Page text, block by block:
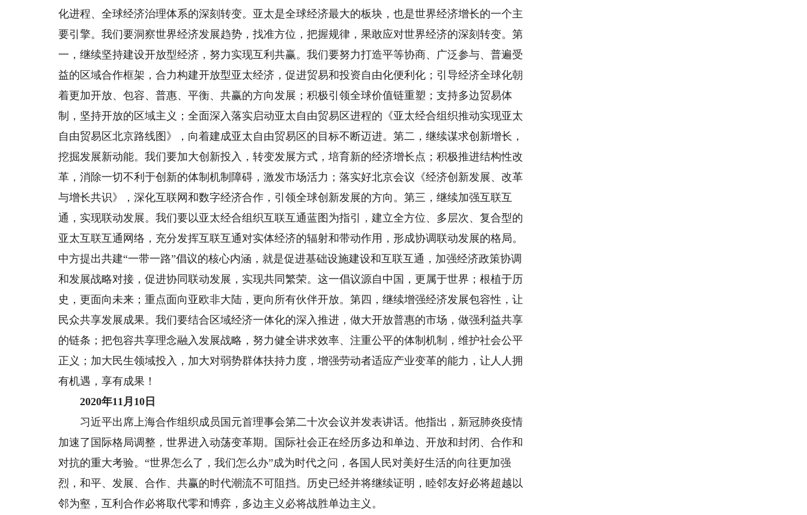
化进程、全球经济治理体系的深刻转变。亚太是全球经济最大的板块，也是世界经济增长的一个主
要引擎。我们要洞察世界经济发展趋势，找准方位，把握规律，果敢应对世界经济的深刻转变。第
一，继续坚持建设开放型经济，努力实现互利共赢。我们要努力打造平等协商、广泛参与、普遍受
益的区域合作框架，合力构建开放型亚太经济，促进贸易和投资自由化便利化；引导经济全球化朝
着更加开放、包容、普惠、平衡、共赢的方向发展；积极引领全球价值链重塑；支持多边贸易体
制，坚持开放的区域主义；全面深入落实启动亚太自由贸易区进程的《亚太经合组织推动实现亚太
自由贸易区北京路线图》，向着建成亚太自由贸易区的目标不断迈进。第二，继续谋求创新增长，
挖掘发展新动能。我们要加大创新投入，转变发展方式，培育新的经济增长点；积极推进结构性改
革，消除一切不利于创新的体制机制障碍，激发市场活力；落实好北京会议《经济创新发展、改革
与增长共识》，深化互联网和数字经济合作，引领全球创新发展的方向。第三，继续加强互联互
通，实现联动发展。我们要以亚太经合组织互联互通蓝图为指引，建立全方位、多层次、复合型的
亚太互联互通网络，充分发挥互联互通对实体经济的辐射和带动作用，形成协调联动发展的格局。
中方提出共建“一带一路”倡议的核心内涵，就是促进基础设施建设和互联互通，加强经济政策协调
和发展战略对接，促进协同联动发展，实现共同繁荣。这一倡议源自中国，更属于世界；根植于历
史，更面向未来；重点面向亚欧非大陆，更向所有伙伴开放。第四，继续增强经济发展包容性，让
民众共享发展成果。我们要结合区域经济一体化的深入推进，做大开放普惠的市场，做强利益共享
的链条；把包容共享理念融入发展战略，努力健全讲求效率、注重公平的体制机制，维护社会公平
正义；加大民生领域投入，加大对弱势群体扶持力度，增强劳动者适应产业变革的能力，让人人拥
有机遇，享有成果！
2020年11月10日
习近平出席上海合作组织成员国元首理事会第二十次会议并发表讲话。他指出，新冠肺炎疫情
加速了国际格局调整，世界进入动荡变革期。国际社会正在经历多边和单边、开放和封闭、合作和
对抗的重大考验。“世界怎么了，我们怎么办”成为时代之问，各国人民对美好生活的向往更加强
烈，和平、发展、合作、共赢的时代潮流不可阻挡。历史已经并将继续证明，睦邻友好必将超越以
邻为壑，互利合作必将取代零和博弈，多边主义必将战胜单边主义。